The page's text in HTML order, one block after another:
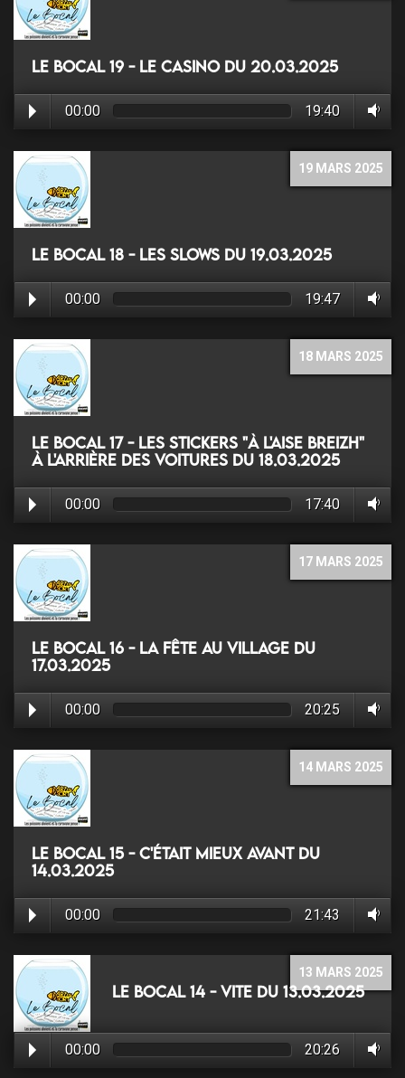
Le Bocal 19 - Le Casino du 20.03.2025
00:00 19:40
19 MARS 2025
Le Bocal 18 - Les Slows du 19.03.2025
00:00 19:47
18 MARS 2025
Le Bocal 17 - Les Stickers "À l'aise Breizh"
à l'arrière des voitures du 18.03.2025
00:00 17:40
17 MARS 2025
Le Bocal 16 - La fête au village du
17.03.2025
00:00 20:25
14 MARS 2025
Le Bocal 15 - C'était mieux avant du
14.03.2025
00:00 21:43
13 MARS 2025
Le Bocal 14 - Vite du 13.03.2025
00:00 20:26